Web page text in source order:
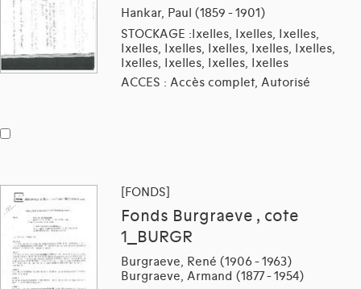
Hankar, Paul (1859 - 1901)
STOCKAGE :Ixelles, Ixelles, Ixelles,
Ixelles, Ixelles, Ixelles, Ixelles, Ixelles,
Ixelles, Ixelles, Ixelles, Ixelles
ACCES : Accès complet, Autorisé
[FONDS]
Fonds Burgraeve , cote
1_BURGR
Burgraeve, René (1906 - 1963)
Burgraeve, Armand (1877 - 1954)